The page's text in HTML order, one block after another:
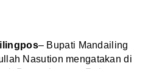
– Bupati Mandailing
Nasution mengatakan di